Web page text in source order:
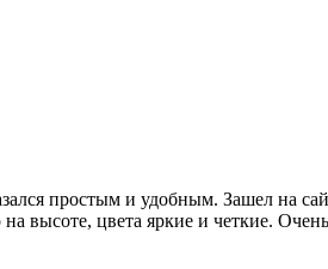
простым и удобным. Зашел на
высоте, цвета яркие и четкие.